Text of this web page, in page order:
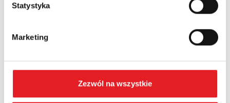
Statystyka
Marketing
Zezwól na wszystkie